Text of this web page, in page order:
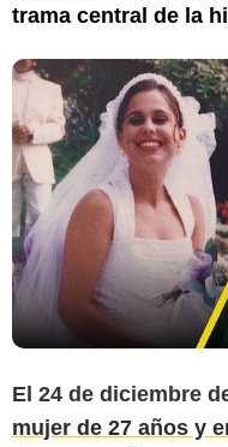
trama central de la
El 24 de diciembre
mujer de 27 años y